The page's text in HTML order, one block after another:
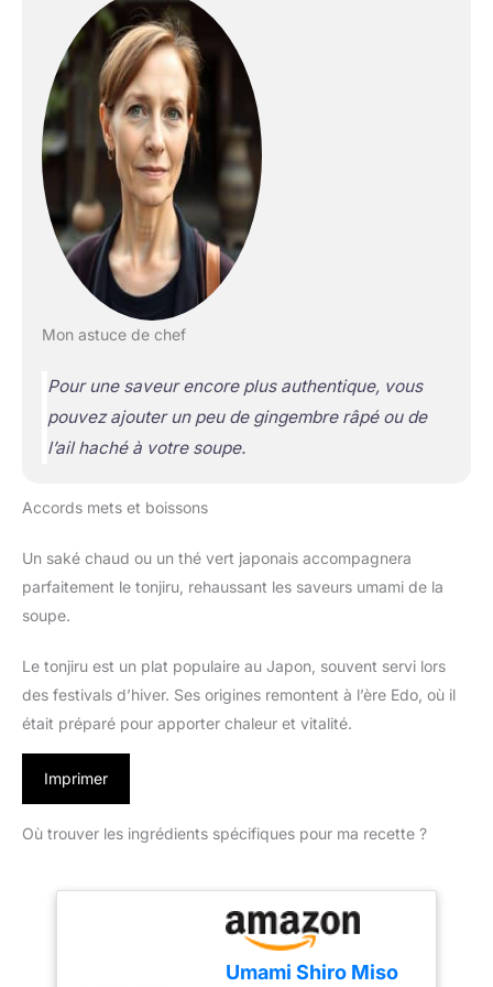
Mon astuce de chef
Pour une saveur encore plus authentique, vous
pouvez ajouter un peu de gingembre râpé ou de
l’ail haché à votre soupe.
Accords mets et boissons
Un saké chaud ou un thé vert japonais accompagnera
parfaitement le tonjiru, rehaussant les saveurs umami de la
soupe.
Le tonjiru est un plat populaire au Japon, souvent servi lors
des festivals d’hiver. Ses origines remontent à l’ère Edo, où il
était préparé pour apporter chaleur et vitalité.
Imprimer
Où trouver les ingrédients spécifiques pour ma recette ?
Umami Shiro Miso